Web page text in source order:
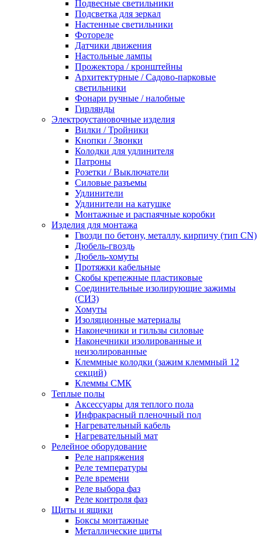
Подвесные светильники
Подсветка для зеркал
Настенные светильники
Фотореле
Датчики движения
Настольные лампы
Прожектора / кронштейны
Архитектурные / Садово-парковые
светильники
Фонари ручные / налобные
Гирлянды
Электроустановочные изделия
Вилки / Тройники
Кнопки / Звонки
Колодки для удлинителя
Патроны
Розетки / Выключатели
Силовые разъемы
Удлинители
Удлинители на катушке
Монтажные и распаячные коробки
Изделия для монтажа
Гвозди по бетону, металлу, кирпичу (тип CN)
Дюбель-гвоздь
Дюбель-хомуты
Протяжки кабельные
Скобы крепежные пластиковые
Соединительные изолирующие зажимы
(СИЗ)
Хомуты
Изоляционные материалы
Наконечники и гильзы силовые
Наконечники изолированные и
неизолированные
Клеммные колодки (зажим клеммный 12
секций)
Клеммы СМК
Теплые полы
Аксессуары для теплого пола
Инфракрасный пленочный пол
Нагревательный кабель
Нагревательный мат
Релейное оборудование
Реле напряжения
Реле температуры
Реле времени
Реле выбора фаз
Реле контроля фаз
Щиты и ящики
Боксы монтажные
Металлические щиты